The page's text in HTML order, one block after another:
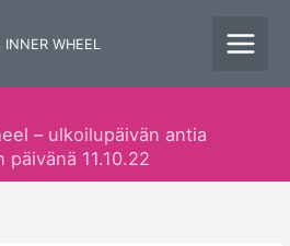
WHEEL
– ulkoilupäivän antia
11.10.22